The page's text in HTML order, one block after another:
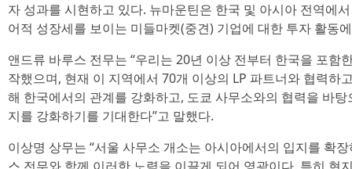
자 성과를 시현하고 있다. 뉴마운틴은 한국 및 아시아 전역에
어적 성장세를 보이는 미들마켓(중견) 기업에 대한 투자 활동
앤드류 바루스 전무는 “우리는 20년 이상 전부터 한국을 포함
작했으며, 현재 이 지역에서 70개 이상의 LP 파트너와 협력하
해 한국에서의 관계를 강화하고, 도쿄 사무소와의 협력을 바
지를 강화하기를 기대한다”고 말했다.
이상명 상무는 “서울 사무소 개소는 아시아에서의 입지를 확